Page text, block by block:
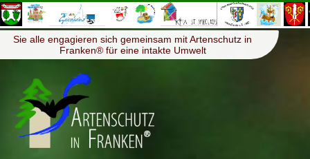
Menü ≡
Sie alle engagieren sich gemeinsam mit Artenschutz in
Franken® für eine intakte Umwelt